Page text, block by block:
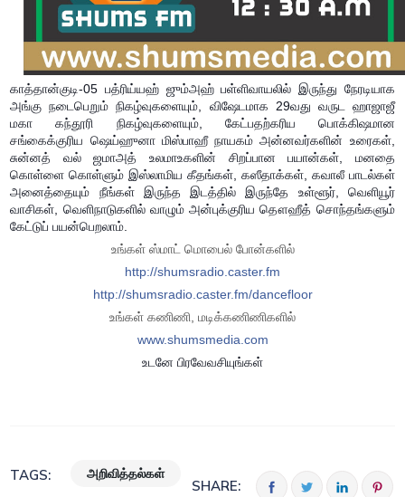
காத்தான்குடி-05 பத்ரிய்யஹ் ஜும்அஹ் பள்ளிவாயலில் இருந்து நேரடியாக
அங்கு நடைபெறும் நிகழ்வுகளையும், விஷேடமாக 29வது வருட ஹாஜாஜீ
மகா கந்தூரி நிகழ்வுகளையும், கேட்பதற்கரிய பொக்கிஷமான
சங்கைக்குரிய ஷெய்ஹுனா மிஸ்பாஹீ நாயகம் அன்னவர்களின் உரைகள்,
சுன்னத் வல் ஜமாஅத் உலமாஉகளின் சிறப்பான பயான்கள், மனதை
கொள்ளை கொள்ளும் இஸ்லாமிய கீதங்கள், கஸீதாக்கள், கவாலீ பாடல்கள்
அனைத்தையும் நீங்கள் இருந்த இடத்தில் இருந்தே உள்ளூர், வெளியூர்
வாசிகள், வெளிநாடுகளில் வாழும் அன்புக்குரிய தௌஹீத் சொந்தங்களும்
கேட்டுப் பயன்பெறலாம்.
உங்கள் ஸ்மாட் மொபைல் போன்களில்
http://shumsradio.caster.fm
http://shumsradio.caster.fm/dancefloor
உங்கள் கணிணி, மடிக்கணிணிகளில்
www.shumsmedia.com
உடனே பிரவேவசியுங்கள்
TAGS: அறிவித்தல்கள்
SHARE: